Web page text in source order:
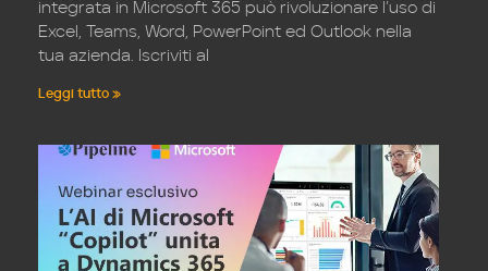
integrata in Microsoft 365 può rivoluzionare l’uso di
Excel, Teams, Word, PowerPoint ed Outlook nella
tua azienda. Iscriviti al
Leggi tutto »